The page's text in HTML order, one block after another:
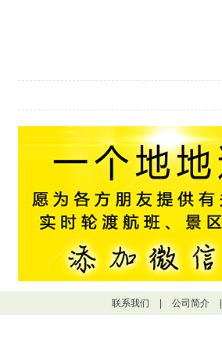
联系我们 公司简介